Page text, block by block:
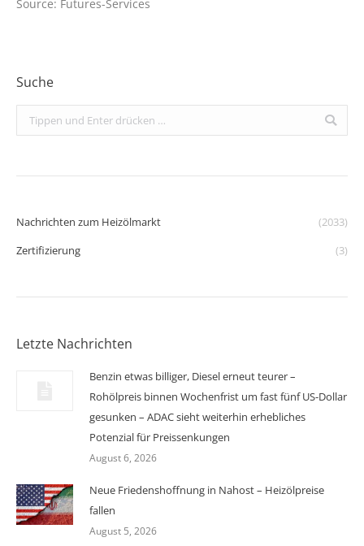
Source: Futures-Services
Suche
Search:
Nachrichten zum Heizölmarkt
(2033)
Zertifizierung
(3)
Letzte Nachrichten
Benzin etwas billiger, Diesel erneut teurer –
Rohölpreis binnen Wochenfrist um fast fünf US-Dollar
gesunken – ADAC sieht weiterhin erhebliches
Potenzial für Preissenkungen
August 6, 2026
Neue Friedenshoffnung in Nahost – Heizölpreise
fallen
August 5, 2026